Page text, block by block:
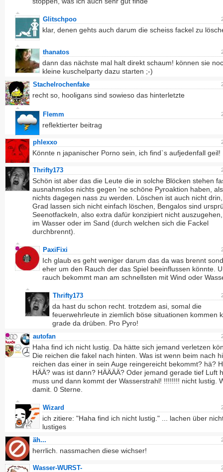
Glitschpoo
klar, denen gehts auch darum die scheiss fackel zu
thanatos
dann das nächste mal halt direkt schaum! können sie
kleine kuschelparty dazu starten ;-)
Stachelrochenfake
recht so, hooligans sind sowieso das hinterletzte
Flemm
reflektierter beitrag
phlexxo
Könnte n japanischer Porno sein, ich find`s aufjedenfall geil!
Thrifty173
Schön ist aber das die Leute die in solche Blöcken stehen
ausnahmslos nichts gegen 'ne schöne Pyroaktion haben,
nichts dagegen nass zu werden. Löschen ist auch nicht
Grad lassen sich nicht einfach löschen, Bengalos sind
Seenotfackeln, also extra dafür konzipiert nicht
im Wasser oder im Sand (durch welchen sich die Fackel
durchbrennt).
PaxiFixi
Ich glaub es geht weniger darum das da was brennt
eher um den Rauch der das Spiel beeinflussen könnte.
rauch bekommt man am schnellsten mit Wind oder
Thrifty173
da hast du schon recht. trotzdem asi, somal die
feuerwehrleute in ziemlich böse situationen kommen
grade da drüben. Pro Pyro!
autofan
Haha find ich nicht lustig. Da hätte sich jemand verletzen
Die reichen die fakel nach hinten. Was ist wenn beim nach
reichen das einer in sein Auge reingereicht bekommt? hä?
HÄÄ? was ist dann? HÄÄÄÄ? Oder jemand gerade tief Luft
muss und dann kommt der Wasserstrahl! !!!!!!!! nicht lustig.
damit. 0 Sterne.
Wizard
ich zitiere: "Haha find ich nicht lustig." ... lachen über
lustiges
äh...
herrlich. nassmachen diese wichser!
Wasser-WURST-